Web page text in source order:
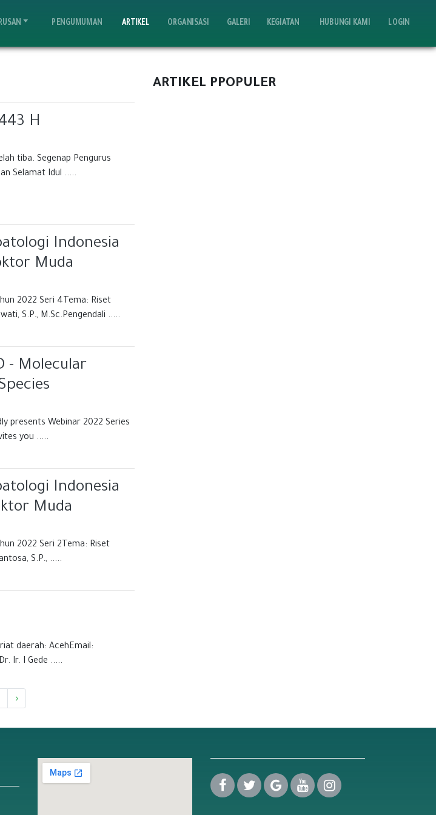
PENGUMUMAN ARTIKEL ORGANISASI GALERI KEGIATAN HUBUNGI KAMI LOGIN
H
tiba. Segenap Pengurus
Selamat Idul .....
Indonesia
Muda
2022 Seri 4Tema: Riset
S.P., M.Sc.Pengendali .....
- Molecular
presents Webinar 2022 Series
you .....
Indonesia
Muda
2022 Seri 2Tema: Riset
S.P., .....
daerah: AcehEmail:
Ir. I Gede .....
›
ARTIKEL PPOPULER